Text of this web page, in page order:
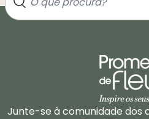
Junte-se à comunidade dos